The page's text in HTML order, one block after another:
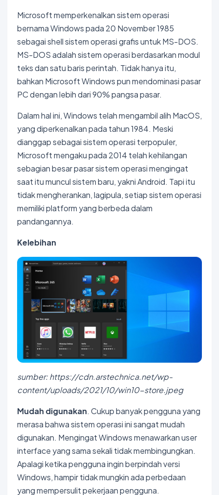
Microsoft memperkenalkan sistem operasi
bernama Windows pada 20 November 1985
sebagai shell sistem operasi grafis untuk MS-DOS.
MS-DOS adalah sistem operasi berdasarkan modul
teks dan satu baris perintah. Tidak hanya itu,
bahkan Microsoft Windows pun mendominasi pasar
PC dengan lebih dari 90% pangsa pasar.
Dalam hal ini, Windows telah mengambil alih MacOS,
yang diperkenalkan pada tahun 1984. Meski
dianggap sebagai sistem operasi terpopuler,
Microsoft mengaku pada 2014 telah kehilangan
sebagian besar pasar sistem operasi mengingat
saat itu muncul sistem baru, yakni Android. Tapi itu
tidak mengherankan, lagipula, setiap sistem operasi
memiliki platform yang berbeda dalam
pandangannya.
Kelebihan
sumber: https://cdn.arstechnica.net/wp-
content/uploads/2021/10/win10-store.jpeg
Mudah digunakan. Cukup banyak pengguna yang
merasa bahwa sistem operasi ini sangat mudah
digunakan. Mengingat Windows menawarkan user
interface yang sama sekali tidak membingungkan.
Apalagi ketika pengguna ingin berpindah versi
Windows, hampir tidak mungkin ada perbedaan
yang mempersulit pekerjaan pengguna.